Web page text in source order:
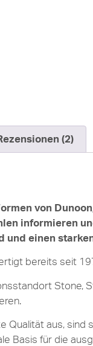
(2)
von
informieren
und einen
bereits seit
Stone,
Qualität aus,
Basis für die